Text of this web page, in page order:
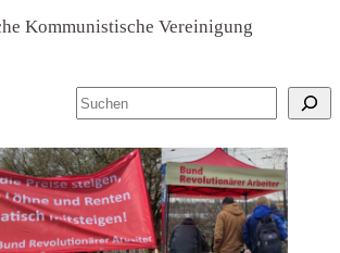
Kommunistische Vereinigung
S
c
h
e
n